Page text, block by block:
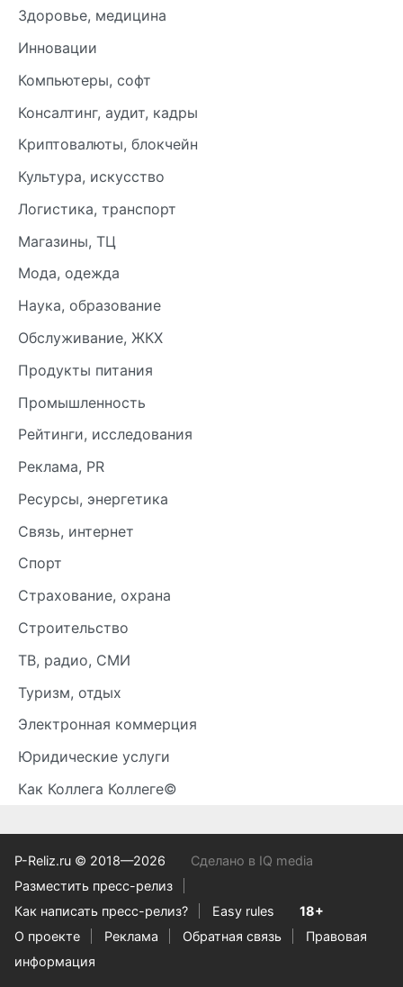
Здоровье, медицина
Инновации
Компьютеры, софт
Консалтинг, аудит, кадры
Криптовалюты, блокчейн
Культура, искусство
Логистика, транспорт
Магазины, ТЦ
Мода, одежда
Наука, образование
Обслуживание, ЖКХ
Продукты питания
Промышленность
Рейтинги, исследования
Реклама, PR
Ресурсы, энергетика
Связь, интернет
Спорт
Страхование, охрана
Строительство
ТВ, радио, СМИ
Туризм, отдых
Электронная коммерция
Юридические услуги
Как Коллега Коллеге©
P-Reliz.ru © 2018—2026
Сделано в IQ media
Разместить пресс-релиз
Как написать пресс-релиз?
Easy rules
18+
О проекте
Реклама Обратная связь
Правовая
информация